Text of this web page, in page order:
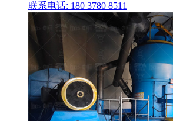
联系电话: 180 3780 8511